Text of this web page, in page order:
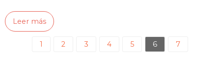
Leer más
1 2 3 4 5 6 7